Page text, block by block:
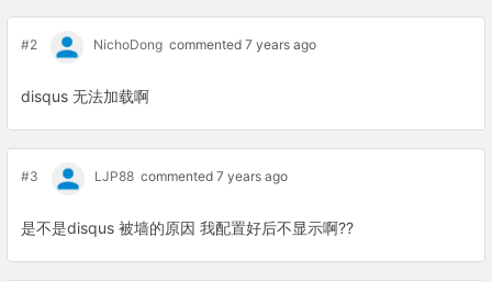
#2 NichoDong commented 7 years ago
disqus 无法加载啊
#3 LJP88 commented 7 years ago
是不是disqus 被墙的原因 我配置好后不显示啊??